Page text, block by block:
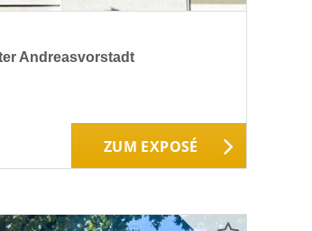
Andreasvorstadt
ZUM EXPOSÉ